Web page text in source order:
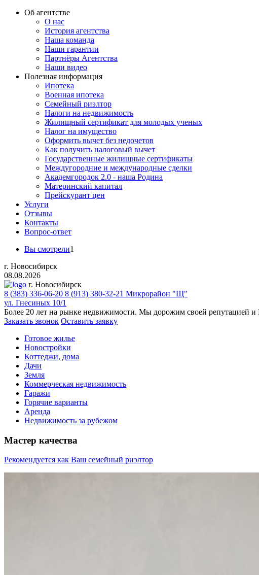
Об агентстве
О нас
История агентства
Наша команда
Наши гарантии
Партнёры Агентства
Наши видео
Полезная информация
Ипотека
Военная ипотека
Семейный риэлтор
Налоги на недвижимость
Жилищный сертификат для молодых ученых
Налог на имущество
Оформить вычет без недочетов
Как получить налоговый вычет
Государственные жилищные сертификаты
Междугородние и международные сделки
Академгородок 2.0 - наша Родина
Материнский капитал
Прейскурант цен
Услуги
Отзывы
Контакты
Вопрос-ответ
Вы смотрели1
г. Новосибирск
08.08.2026
г. Новосибирск
8 (383) 336-06-20 8 (913) 380-32-21 Микрорайон "Щ"
ул. Гнесиных 10/1
Более 20 лет на рынке недвижимости. Мы дорожим своей репутацией
Заказать звонок Оставить заявку
Готовое жилье
Новостройки
Коттеджи, дома
Дачи
Земля
Коммерческая недвижимость
Гаражи
Горячие варианты
Аренда
Недвижимость за рубежом
Мастер качества
Рекомендуется как Ваш семейный риэлтор